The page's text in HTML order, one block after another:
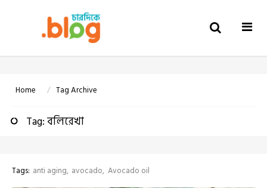
Home Tag Archive
Tag: বলিরেখা
Tags: anti aging avocado Avocado oil